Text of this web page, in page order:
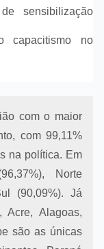
sensibilização
capacitismo no
com o maior
com 99,11%
na política. Em
Norte
(90,09%). Já
Acre, Alagoas,
são as únicas